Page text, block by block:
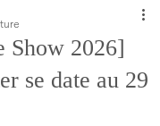
Show 2026]
se date au 29